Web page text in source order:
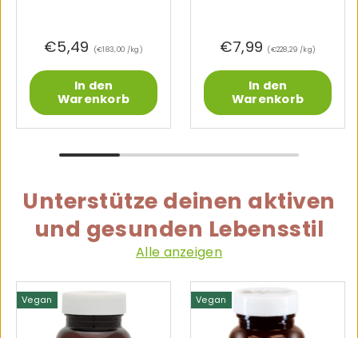
€5,49 Grundpreis
€183,00 /kg
In den
Warenkorb
€7,99 Grundpreis
€228,29 /kg
In den
Warenkorb
Unterstütze deinen aktiven
und gesunden Lebensstil
Alle anzeigen
Vegan Vegan